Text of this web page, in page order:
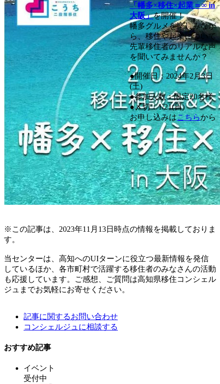
「幡多×移住×起業＝∞ in
大阪」を開催！
幡多グルメを楽しみなが
ら、移住や起業について
先輩移住者のリアルな声
を聞いてみませんか？
●開催日：2024年2月3日
(土)
●参加人数：限定20名様
●〆切：1/21(日)
お申し込みはこちらから
※この記事は、2023年11月13日時点の情報を掲載しておりま
す。
当センターは、高知へのUIターンに役立つ最新情報を発信
しているほか、各市町村で活躍する移住者のみなさんの活動
も応援しています。ご感想、ご質問は高知県移住コンシェル
ジュまでお気軽にお寄せください。
記事に関するお問い合わせ
コンシェルジュに相談する
おすすめ記事
イベント
受付中